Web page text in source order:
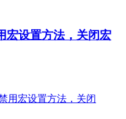
宏设置方法，关闭宏